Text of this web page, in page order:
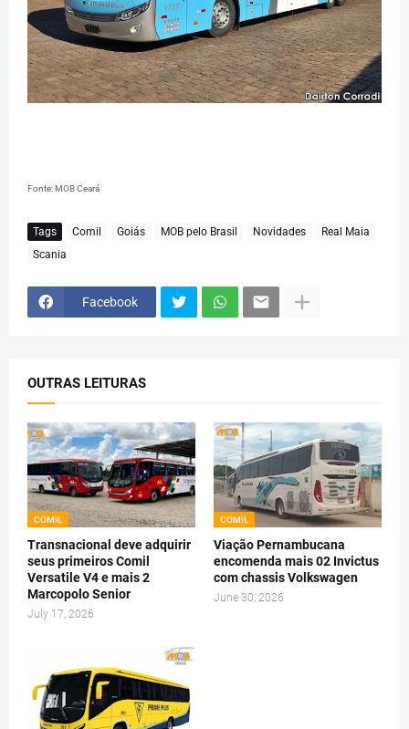
Fonte: MOB Ceará
Tags Comil Goiás MOB pelo Brasil Novidades
Real Maia
Scania
Facebook
OUTRAS LEITURAS
COMIL
Transnacional deve adquirir
seus primeiros Comil
Versatile V4 e mais 2
Marcopolo Senior
July 17, 2026
COMIL
Viação Pernambucana
encomenda mais 02 Invictus
com chassis Volkswagen
June 30, 2026